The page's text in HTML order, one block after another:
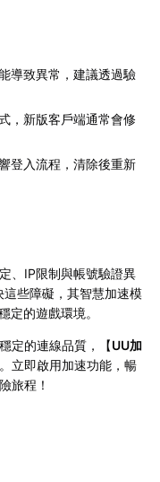
導致異常，建議透過驗
，新版客戶端通常會修
登入流程，清除後重新
、IP限制與帳號驗證異
這些障礙，其智慧加速模
定的遊戲環境。
定的連線品質，【UU加
立即啟用加速功能，暢
旅程！